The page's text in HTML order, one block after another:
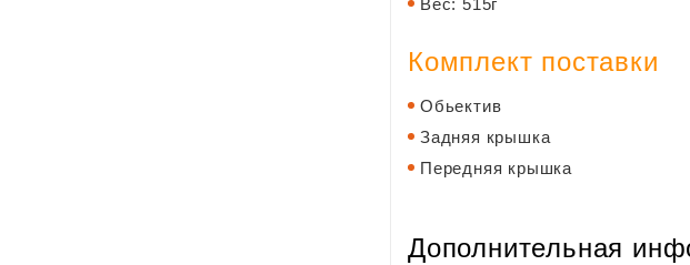
Вес: 515г
Комплект поставки
Обьектив
Задняя крышка
Передняя крышка
Дополнительная